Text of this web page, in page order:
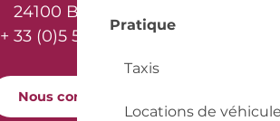
Pratique
Taxis
Locations de
24100 Bergerac
+ 33 (0)5 53 57 03 11
Nous contacter